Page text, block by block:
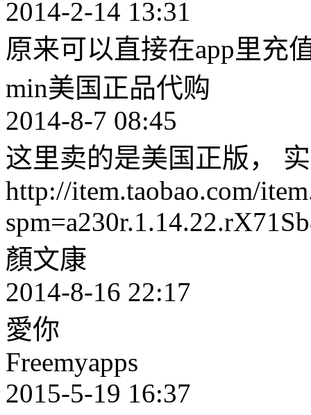
2014-2-14 13:31
原来可以直接在app里充
min美国正品代购
2014-8-7 08:45
这里卖的是美国正版，
http://item.taobao.com/
顏文康
2014-8-16 22:17
愛你
Freemyapps
2015-5-19 16:37